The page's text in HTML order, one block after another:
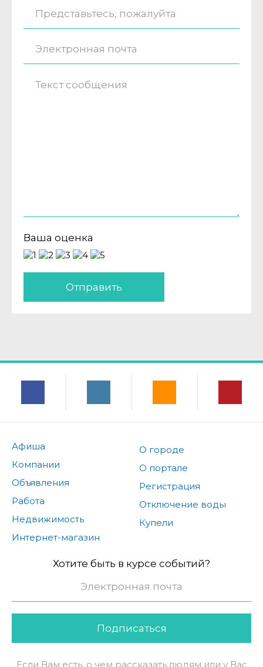
Ваша оценка
Отправить
Афиша
Компании
Объявления
Работа
Недвижимость
Интернет-магазин
О городе
О портале
Регистрация
Отключение воды
Купели
Хотите быть в курсе событий?
Подписаться
Если Вам есть, о чем рассказать людям или у Вас